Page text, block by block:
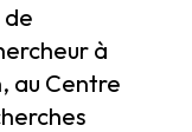
de
à
au Centre